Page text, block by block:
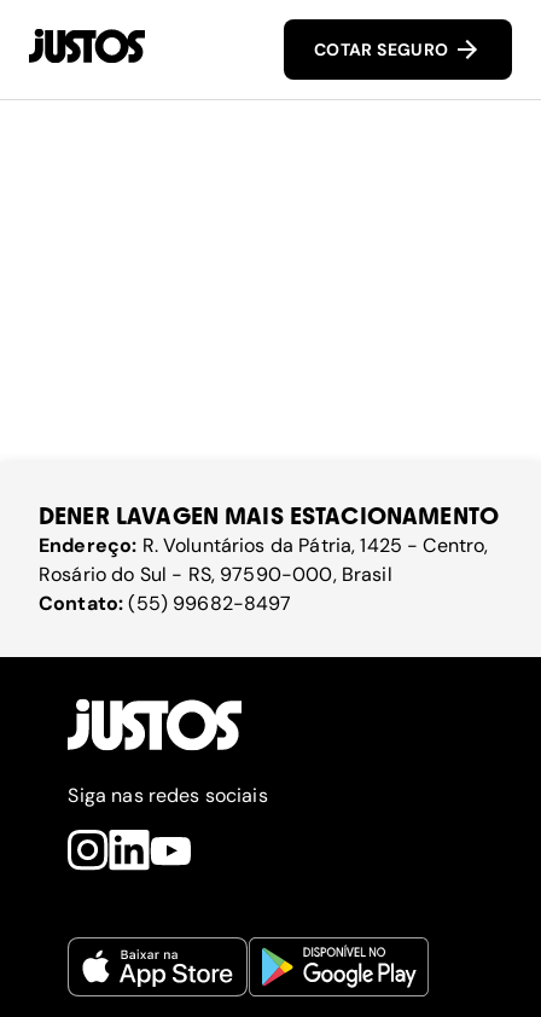
COTAR SEGURO
DENER LAVAGEN MAIS ESTACIONAMENTO
Endereço: R. Voluntários da Pátria, 1425 - Centro,
Rosário do Sul - RS, 97590-000, Brasil
Contato:(55) 99682-8497
Siga nas redes sociais